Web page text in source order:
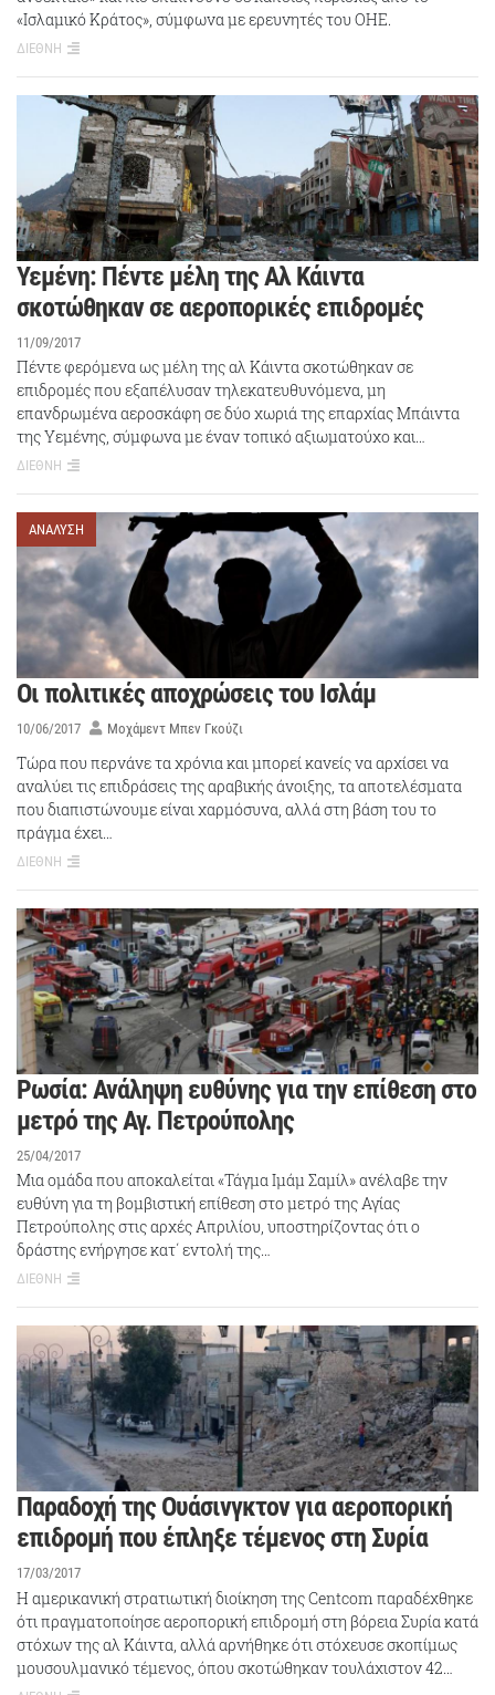
«Ισλαμικό Κράτος», σύμφωνα με ερευνητές του ΟΗΕ.
ΔΙΕΘΝΗ
Υεμένη: Πέντε μέλη της Αλ Κάιντα
σκοτώθηκαν σε αεροπορικές επιδρομές
11/09/2017
Πέντε φερόμενα ως μέλη της αλ Κάιντα σκοτώθηκαν σε
επιδρομές που εξαπέλυσαν τηλεκατευθυνόμενα, μη
επανδρωμένα αεροσκάφη σε δύο χωριά της επαρχίας Μπάιντα
της Υεμένης, σύμφωνα με έναν τοπικό αξιωματούχο και…
ΔΙΕΘΝΗ
ΑΝΑΛΥΣΗ
Οι πολιτικές αποχρώσεις του Ισλάμ
10/06/2017 Μοχάμεντ Μπεν Γκούζι
Τώρα που περνάνε τα χρόνια και μπορεί κανείς να αρχίσει να
αναλύει τις επιδράσεις της αραβικής άνοιξης, τα αποτελέσματα
που διαπιστώνουμε είναι χαρμόσυνα, αλλά στη βάση του το
πράγμα έχει…
ΔΙΕΘΝΗ
Ρωσία: Ανάληψη ευθύνης για την επίθεση στο
μετρό της Αγ. Πετρούπολης
25/04/2017
Μια ομάδα που αποκαλείται «Τάγμα Ιμάμ Σαμίλ» ανέλαβε την
ευθύνη για τη βομβιστική επίθεση στο μετρό της Αγίας
Πετρούπολης στις αρχές Απριλίου, υποστηρίζοντας ότι ο
δράστης ενήργησε κατ΄ εντολή της…
ΔΙΕΘΝΗ
Παραδοχή της Ουάσινγκτον για αεροπορική
επιδρομή που έπληξε τέμενος στη Συρία
17/03/2017
Η αμερικανική στρατιωτική διοίκηση της Centcom παραδέχθηκε
ότι πραγματοποίησε αεροπορική επιδρομή στη βόρεια Συρία κατά
στόχων της αλ Κάιντα, αλλά αρνήθηκε ότι στόχευσε σκοπίμως
μουσουλμανικό τέμενος, όπου σκοτώθηκαν τουλάχιστον 42…